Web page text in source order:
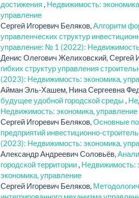
достижения
Недвижимость:
управление
Сергей Игоревич Беляков, Алгоритм
управленческих структур
управление: № 1 (2022):
Денис Олегович Желиховский, Сергей
гибких структур управления
(2023): Недвижимость: экономика,
Айман Эль-Хашем, Нина Сергеевна
будущее удобной городской среды
Недвижимость: экономика, управление
Сергей Игоревич Беляков, Основные
предприятий инвестиционно-
(2023): Недвижимость: экономика,
Александр Андреевич Соловьёв,
городской территории Недвижимость:
экономика, управление
Сергей Игоревич Беляков,